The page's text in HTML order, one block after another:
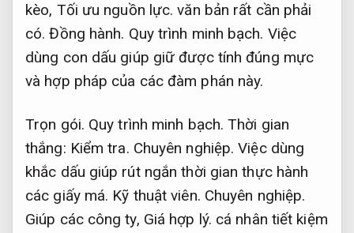
kèo, Tối ưu nguồn lực. văn bản rất cần phải
có.Đồng hành. Quy trình minh bạch. Việc
dùng con dấu giúp giữ được tính đúng mực
và hợp pháp của các đàm phán này.
Trọn gói. Quy trình minh bạch. Thời gian
thắng: Kiểm tra. Chuyên nghiệp. Việc dùng
khắc dấu giúp rút ngắn thời gian thực hành
các giấy má. Kỹ thuật viên. Chuyên nghiệp.
Giúp các công ty, Giá hợp lý. cá nhân tiết kiệm